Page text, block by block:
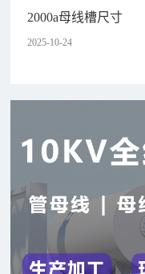
2000a母线槽尺寸
2025-10-24